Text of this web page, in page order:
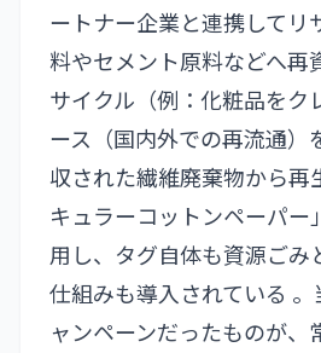
ートナー企業と連携してリ
料やセメント原料などへ再
サイクル（例：化粧品をク
ース（国内外での再流通）
収された繊維廃棄物から再
キュラーコットンペーパー
用し、タグ自体も資源ごみ
仕組みも導入されている
ャンペーンだったものが、